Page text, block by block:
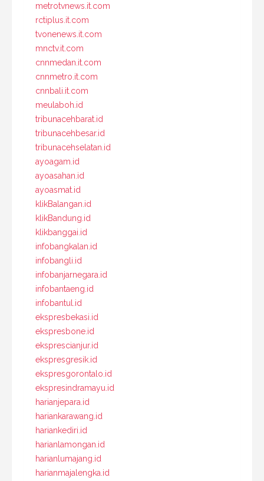
metrotvnews.it.com
rctiplus.it.com
tvonenews.it.com
mnctv.it.com
cnnmedan.it.com
cnnmetro.it.com
cnnbali.it.com
meulaboh.id
tribunacehbarat.id
tribunacehbesar.id
tribunacehselatan.id
ayoagam.id
ayoasahan.id
ayoasmat.id
klikBalangan.id
klikBandung.id
klikbanggai.id
infobangkalan.id
infobangli.id
infobanjarnegara.id
infobantaeng.id
infobantul.id
ekspresbekasi.id
ekspresbone.id
eksprescianjur.id
ekspresgresik.id
ekspresgorontalo.id
ekspresindramayu.id
harianjepara.id
hariankarawang.id
hariankediri.id
harianlamongan.id
harianlumajang.id
harianmajalengka.id